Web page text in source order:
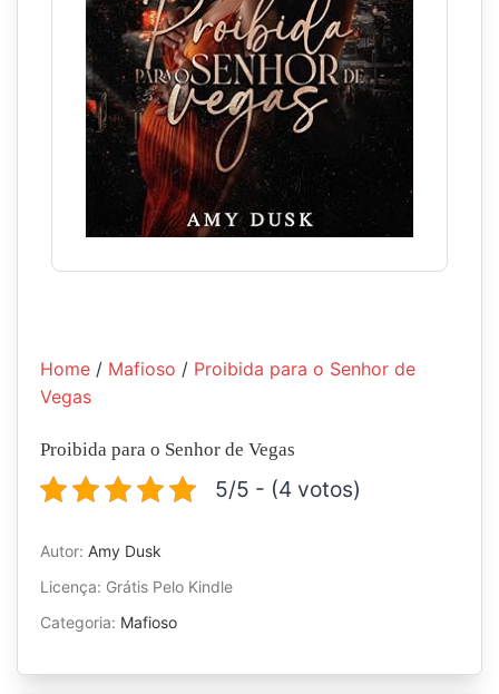
Home / Mafioso / Proibida para o Senhor de
Vegas
Proibida para o Senhor de Vegas
5/5 - (4 votos)
Autor: Amy Dusk
Licença: Grátis Pelo Kindle
Categoria: Mafioso